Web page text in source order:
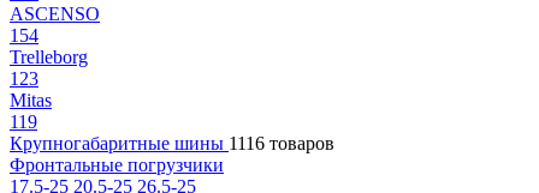
ASCENSO
154
Trelleborg
123
Mitas
119
Крупногабаритные шины 1116 товаров
Фронтальные погрузчики
17.5-25 20.5-25 26.5-25